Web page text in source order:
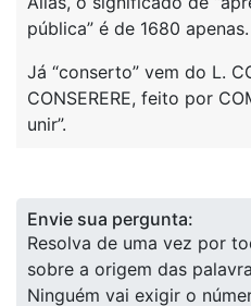
pública” é de 1680 apenas.
Já “conserto” vem do L.
CONSERERE, feito por
unir”.
Envie sua pergunta:
Resolva de uma vez por
sobre a origem das
Ninguém vai exigir o